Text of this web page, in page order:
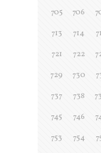
705
706
713
714
721
722
729
730
737
738
745
746
753
754